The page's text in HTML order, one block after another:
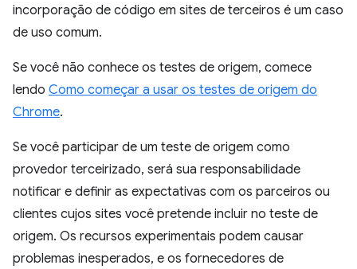
incorporação de código em sites de terceiros é um caso
de uso comum.
Se você não conhece os testes de origem, comece
lendo Como começar a usar os testes de origem do
Chrome.
Se você participar de um teste de origem como
provedor terceirizado, será sua responsabilidade
notificar e definir as expectativas com os parceiros ou
clientes cujos sites você pretende incluir no teste de
origem. Os recursos experimentais podem causar
problemas inesperados, e os fornecedores de